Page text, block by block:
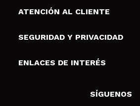
Sobre nosotros
Tarjetas de Regalo
ATENCIÓN AL CLIENTE
Envíos y devoluciones
Formas de pago
SEGURIDAD Y PRIVACIDAD
Terminos y condiciones de uso
Política de cookies
ENLACES DE INTERÉS
SÍGUENOS